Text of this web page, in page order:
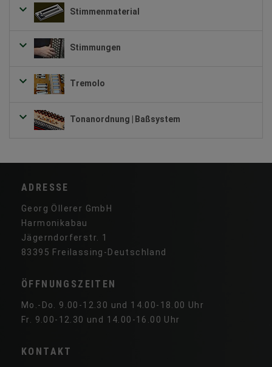
Stimmenmaterial
Stimmungen
Tremolo
Tonanordnung | Baßsystem
ADRESSE
Georg Öllerer GmbH
Harmonikabau
Jägerndorferstr. 1
83395 Freilassing-Deutschland
ÖFFNUNGSZEITEN
Mo.-Do. 9.00-12.30 und 14.00-18.00 Uhr
Fr. 9.00-12.30 und 14.00-16.00 Uhr
KONTAKT